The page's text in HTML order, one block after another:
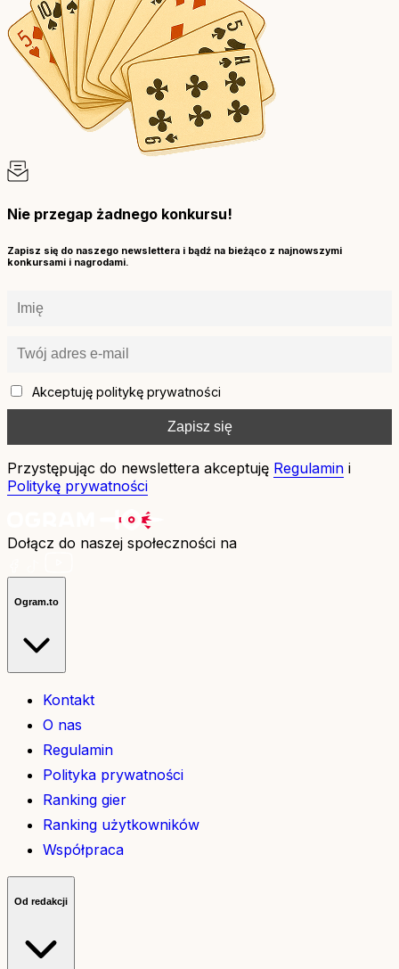
Nie przegap żadnego konkursu!
Zapisz się do naszego newslettera i bądź na bieżąco z najnowszymi
konkursami i nagrodami.
Akceptuję politykę prywatności
Przystępując do newslettera akceptuję Regulamin i
Politykę prywatności
Dołącz do naszej społeczności na
Ogram.to
Kontakt
O nas
Regulamin
Polityka prywatności
Ranking gier
Ranking użytkowników
Współpraca
Od redakcji